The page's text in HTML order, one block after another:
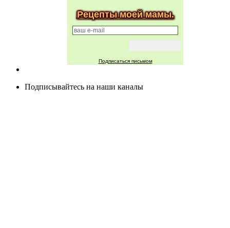
Рецепты моей мамы.
Подписаться письмом
Подписывайтесь на наши каналы